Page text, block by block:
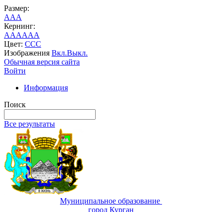
Размер:
AAA
Кернинг:
AAAAAA
Цвет: CCC
Изображения Вкл.Выкл.
Обычная версия сайта
Войти
Информация
Поиск
Все результаты
Муниципальное образование
город Курган